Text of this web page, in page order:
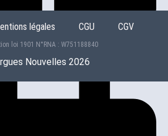
Nouvelles 2026
loi 1901 N°RNA : W751188840
légales CGU CGV